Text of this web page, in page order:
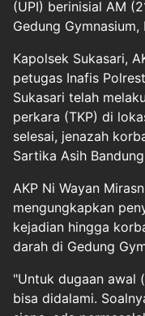
(UPI) berinisial AM
Gedung
Kapolsek Sukasari,
petugas Inafis
Sukasari telah
perkara (TKP) di
selesai, jenazah
Sartika Asih
AKP Ni Wayan
mengungkapkan
kejadian hingga
darah di Gedung
"Untuk dugaan awal
bisa didalami.